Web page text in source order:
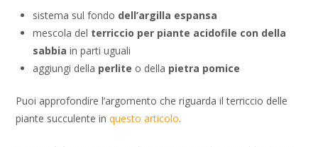
sistema sul fondo dell’argilla espansa
mescola del terriccio per piante acidofile con della
sabbia in parti uguali
aggiungi della perlite o della pietra pomice
Puoi approfondire l’argomento che riguarda il terriccio delle
piante succulente inquesto articolo.